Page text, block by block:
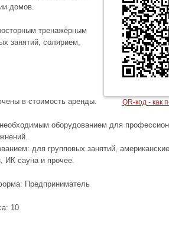
QR-код - как
домов.
тренажёрным
занятий, солярием,
в стоимость аренды.
оборудованием для
для групповых занятий,
ИК сауна и прочее.
Предприниматель
10